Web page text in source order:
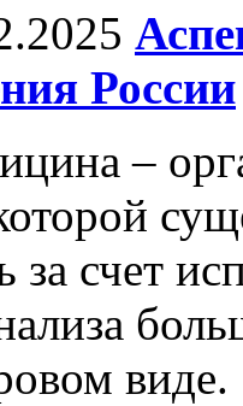
России
–
счет
виде.